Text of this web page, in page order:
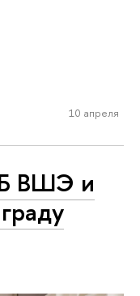
10 апреля
ВШЭ и